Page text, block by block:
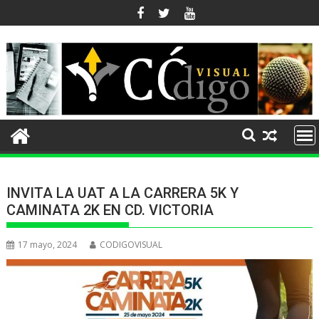
al
contenido
INVITA LA UAT A LA CARRERA 5K Y
CAMINATA 2K EN CD. VICTORIA
17 mayo, 2024 CODIGOVISUAL